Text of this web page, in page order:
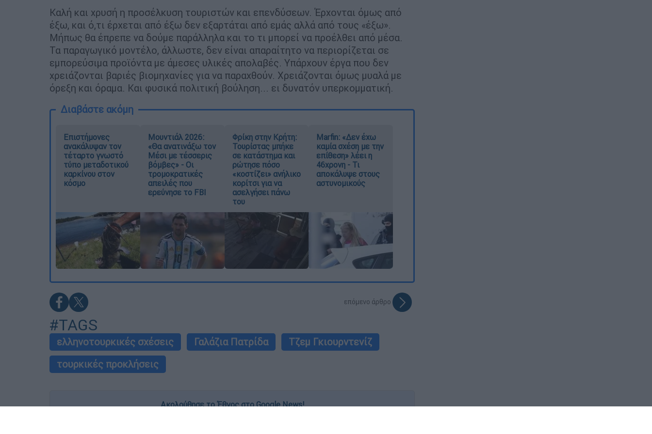
Καλή και χρυσή η προσέλκυση τουριστών και επενδύσεων. Έρχονται όμως από
έξω, και ό,τι έρχεται από έξω δεν εξαρτάται από εμάς αλλά από τους «έξω».
Μήπως θα έπρεπε να δούμε παράλληλα και το τι μπορεί να προέλθει από μέσα.
Τα παραγωγικό μοντέλο, άλλωστε, δεν είναι απαραίτητο να περιορίζεται σε
εμπορεύσιμα προϊόντα με άμεσες υλικές απολαβές. Υπάρχουν έργα που δεν
χρειάζονται βαριές βιομηχανίες για να παραχθούν. Χρειάζονται όμως μυαλά με
όρεξη και όραμα. Και φυσικά πολιτική βούληση... ει δυνατόν υπερκομματική.
Διαβάστε ακόμη
Επιστήμονες
ανακάλυψαν τον
τέταρτο γνωστό
τύπο μεταδοτικού
καρκίνου στον
κόσμο
Μουντιάλ 2026:
«Θα ανατινάξω τον
Μέσι με τέσσερις
βόμβες» - Οι
τρομοκρατικές
απειλές που
ερεύνησε το FBI
Φρίκη στην Κρήτη:
Τουρίστας μπήκε
σε κατάστημα και
ρώτησε πόσο
«κοστίζει» ανήλικο
κορίτσι για να
ασελγήσει πάνω
του
Marfin: «Δεν έχω
καμία σχέση με την
επίθεση» λέει η
46χρονη - Τι
αποκάλυψε στους
αστυνομικούς
επόμενο άρθρο
#TAGS
ελληνοτουρκικές σχέσεις Γαλάζια Πατρίδα
Τζεμ Γκιουρντενίζ
τουρκικές προκλήσεις
Ακολούθησε το Έθνος στο Google News!